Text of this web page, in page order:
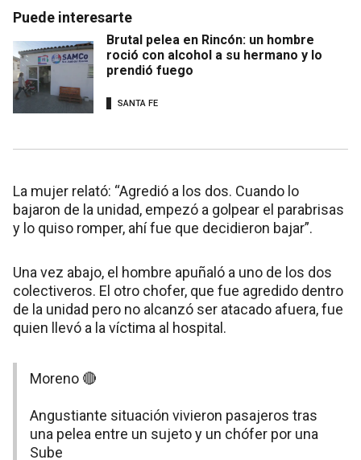
Puede interesarte
Brutal pelea en Rincón: un hombre
roció con alcohol a su hermano y lo
prendió fuego
SANTA FE
La mujer relató: “Agredió a los dos. Cuando lo
bajaron de la unidad, empezó a golpear el parabrisas
y lo quiso romper, ahí fue que decidieron bajar”.
Una vez abajo, el hombre apuñaló a uno de los dos
colectiveros. El otro chofer, que fue agredido dentro
de la unidad pero no alcanzó ser atacado afuera, fue
quien llevó a la víctima al hospital.
Moreno 🔴
Angustiante situación vivieron pasajeros tras
una pelea entre un sujeto y un chófer por una
Sube